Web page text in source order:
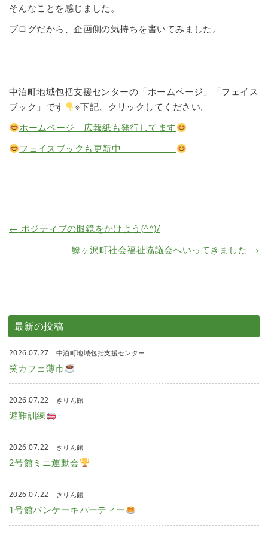
そんなことを感じました。
ブログだから、企画側の気持ちを書いてみました。
中泊町地域包括支援センターの「ホームページ」「フェイス
ブック」です
※下記、クリックしてください。
ホームページ 広報紙も発行してます
フェイスブックも更新中
← ポジティブの眼鏡をかけよう(^^)/
鰺ヶ沢町社会福祉協議会へいってきました →
最新の投稿
2026.07.27 中泊町地域包括支援センター
笑カフェ薄市
2026.07.22 きりん館
避難訓練
2026.07.22 きりん館
2号館ミニ運動会
2026.07.22 きりん館
1号館パンケーキパーティー